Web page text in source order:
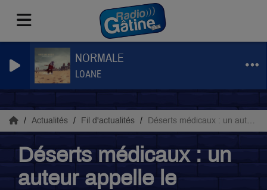
NORMALE
LOANE
Actualités Fil d'actualités Déserts médicaux : un auteur appelle le département à s’inspirer du modèle de la Saône-et-Loire pour lutter contre le manque de médecins
Déserts médicaux : un
auteur appelle le